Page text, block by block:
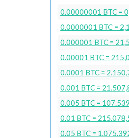
0.00000001 BTC =
0.0000001 BTC =
0.000001 BTC =
0.00001 BTC =
0.0001 BTC =
0.001 BTC =
0.005 BTC =
0.01 BTC =
0.05 BTC =